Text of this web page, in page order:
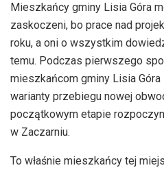
Mieszkańcy gminy Lisia Góra
zaskoczeni, bo prace nad
roku, a oni o wszystkim
temu. Podczas pierwszego
mieszkańcom gminy Lisia
warianty przebiegu nowej
początkowym etapie
w Zaczarniu.
To właśnie mieszkańcy tej